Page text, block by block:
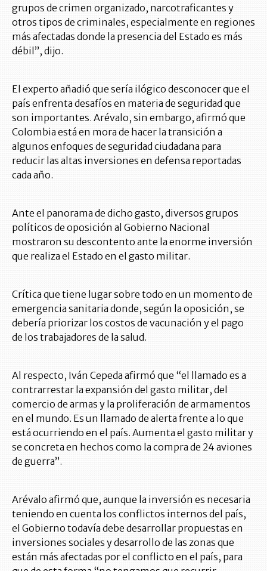
grupos de crimen organizado, narcotraficantes y
otros tipos de criminales, especialmente en regiones
más afectadas donde la presencia del Estado es más
débil”, dijo.
El experto añadió que sería ilógico desconocer que el
país enfrenta desafíos en materia de seguridad que
son importantes. Arévalo, sin embargo, afirmó que
Colombia está en mora de hacer la transición a
algunos enfoques de seguridad ciudadana para
reducir las altas inversiones en defensa reportadas
cada año.
Ante el panorama de dicho gasto, diversos grupos
políticos de oposición al Gobierno Nacional
mostraron su descontento ante la enorme inversión
que realiza el Estado en el gasto militar.
Crítica que tiene lugar sobre todo en un momento de
emergencia sanitaria donde, según la oposición, se
debería priorizar los costos de vacunación y el pago
de los trabajadores de la salud.
Al respecto, Iván Cepeda afirmó que “el llamado es a
contrarrestar la expansión del gasto militar, del
comercio de armas y la proliferación de armamentos
en el mundo. Es un llamado de alerta frente a lo que
está ocurriendo en el país. Aumenta el gasto militar y
se concreta en hechos como la compra de 24 aviones
de guerra”.
Arévalo afirmó que, aunque la inversión es necesaria
teniendo en cuenta los conflictos internos del país,
el Gobierno todavía debe desarrollar propuestas en
inversiones sociales y desarrollo de las zonas que
están más afectadas por el conflicto en el país, para